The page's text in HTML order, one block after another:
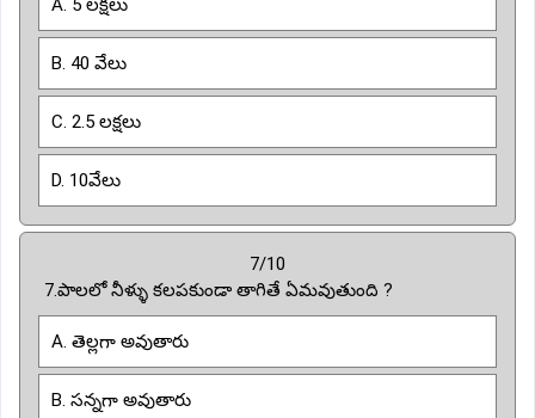
A. 5 లక్షలు
B. 40 వేలు
C. 2.5 లక్షలు
D. 10వేలు
7/10
7.పాలలో నీళ్ళు కలపకుండా తాగితే ఏమవుతుంది ?
A. తెల్లగా అవుతారు
B. సన్నగా అవుతారు